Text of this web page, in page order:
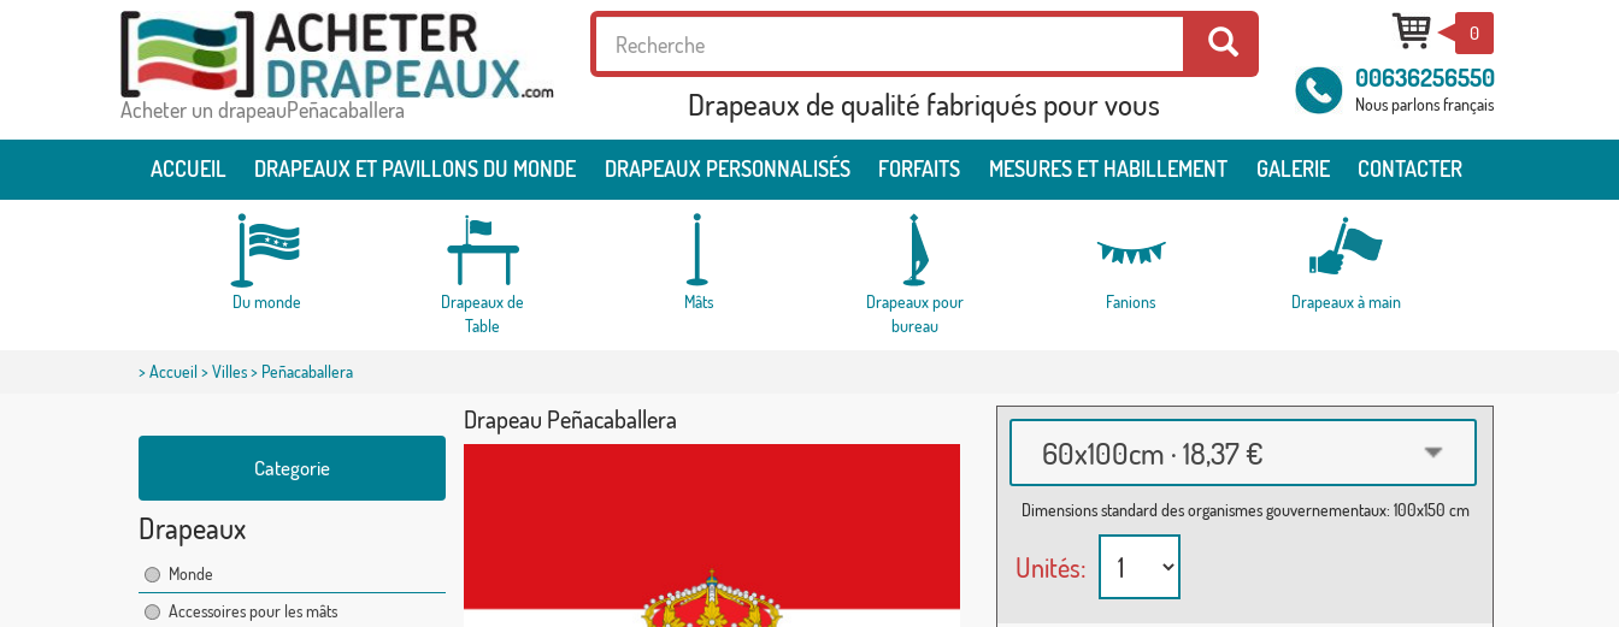
Acheter un drapeauPeñacaballera Drapeaux de qualité fabriqués pour vous
0
00636256550
Nous parlons français
ACCUEIL DRAPEAUX ET PAVILLONS DU MONDE DRAPEAUX PERSONNALISÉS FORFAITS MESURES ET HABILLEMENT GALERIE CONTACTER
Du monde
Drapeaux de
Table
Mâts
Drapeaux pour
bureau
Fanions Drapeaux à main
>Accueil>Villes> Peñacaballera
Categorie
Drapeaux
Monde
Accessoires pour les mâts
Drapeau Peñacaballera
60x100cm · 18,37 €
Dimensions standard des organismes gouvernementaux: 100x150 cm
Unités: